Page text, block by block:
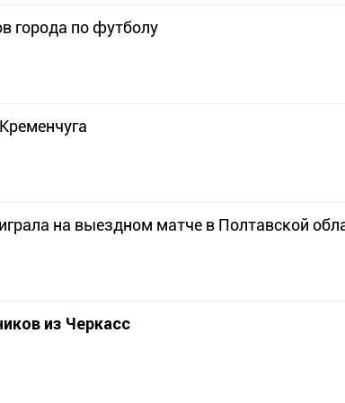
города по футболу
на выездном матче в Полтавской
из Черкасс